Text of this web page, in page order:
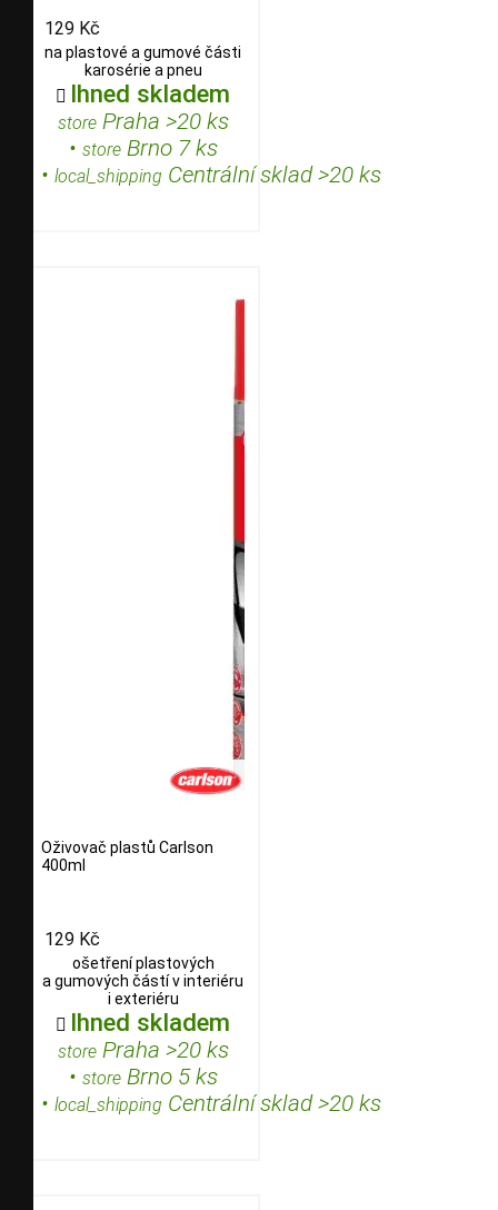
129 Kč
na plastové a gumové části
karosérie a pneu
 Ihned skladem
storePraha >20 ks
• storeBrno 7 ks
• local_shipping Centrální sklad >20 ks
Oživovač plastů Carlson
400ml
129 Kč
ošetření plastových
a gumových částí v interiéru
i exteriéru
 Ihned skladem
storePraha >20 ks
• storeBrno 5 ks
• local_shipping Centrální sklad >20 ks